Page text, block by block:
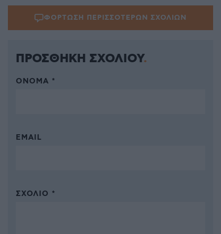
ΦΟΡΤΩΣΗ ΠΕΡΙΣΣΟΤΕΡΩΝ ΣΧΟΛΙΩΝ
ΠΡΟΣΘΗΚΗ ΣΧΟΛΙΟΥ
ΌΝΟΜΑ *
EMAIL
ΣΧΌΛΙΟ *